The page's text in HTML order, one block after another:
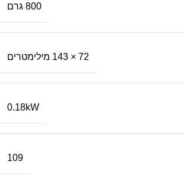
800 גרם
72 × 143 מילימטרים
0.18kW
109